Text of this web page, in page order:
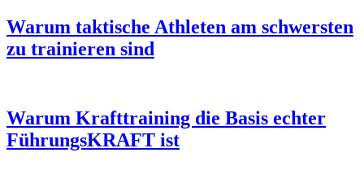
Warum taktische Athleten am schwersten
zu trainieren sind
Warum Krafttraining die Basis echter
FührungsKRAFT ist